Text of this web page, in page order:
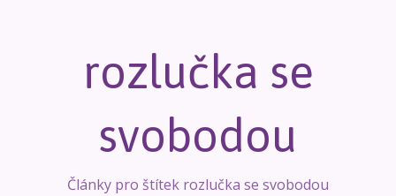
rozlučka se
svobodou
Články pro štítek rozlučka se svobodou